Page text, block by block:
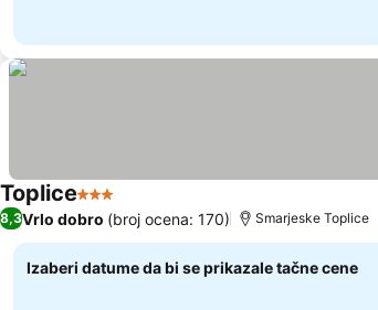
Toplice3 Zvezdice
8,3Vrlo dobro (broj ocena: 170) Smarjeske Toplice
Izaberi datume da bi se prikazale tačne cene